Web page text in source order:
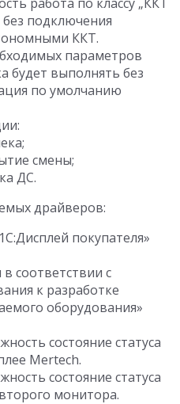
подключения
ККТ.
параметров
будет выполнять без
по умолчанию
смены;
ДС.
драйверов:
покупателя»
соответствии с
к разработке
оборудования»
состояние статуса
Mertech.
состояние статуса
монитора.